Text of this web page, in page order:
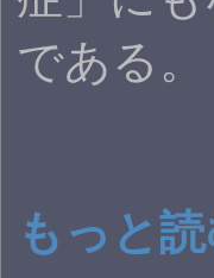
である。
もっと